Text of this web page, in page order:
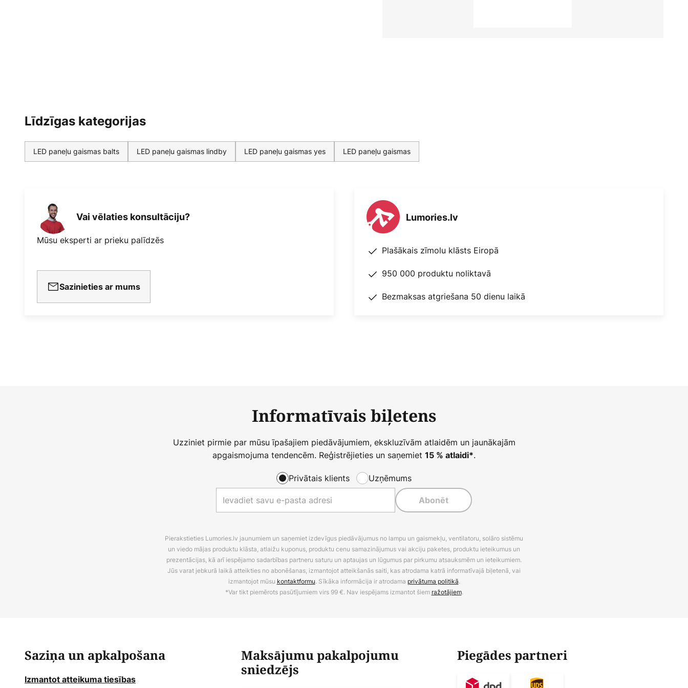
Līdzīgas kategorijas
LED paneļu gaismas balts LED paneļu gaismas lindby LED paneļu gaismas yes LED paneļu gaismas
Vai vēlaties konsultāciju?
Mūsu eksperti ar prieku palīdzēs
Sazinieties ar mums
Lumories.lv
Plašākais zīmolu klāsts Eiropā
950 000 produktu noliktavā
Bezmaksas atgriešana 50 dienu laikā
Informatīvais biļetens
Uzziniet pirmie par mūsu īpašajiem piedāvājumiem, ekskluzīvām atlaidēm un jaunākajām
apgaismojuma tendencēm. Reģistrējieties un saņemiet 15 % atlaidi*.
Privātais klients Uzņēmums
Abonēt
Pierakstieties Lumories.lv jaunumiem un saņemiet izdevīgus piedāvājumus no lampu un gaismekļu, ventilatoru, solāro sistēmu
un viedo mājas produktu klāsta, atlaižu kuponus, produktu cenu samazinājumus vai akciju paketes, produktu ieteikumus un
prezentācijas, kā arī iespējamo sadarbības partneru saturu un aptaujas un lūgumus par pirkumu atsauksmēm un ieteikumiem.
Jūs varat jebkurā laikā atteikties no abonēšanas, izmantojot atteikšanās saiti, kas atrodama katrā informatīvajā biļetenā, vai
izmantojot mūsu kontaktformu. Sīkāka informācija ir atrodama privātuma politikā.
*Var tikt piemērots pasūtījumiem virs 99 €. Nav iespējams izmantot šiem ražotājiem.
Saziņa un apkalpošana
Izmantot atteikuma tiesības
Maksājumu pakalpojumu
sniedzējs
Piegādes partneri